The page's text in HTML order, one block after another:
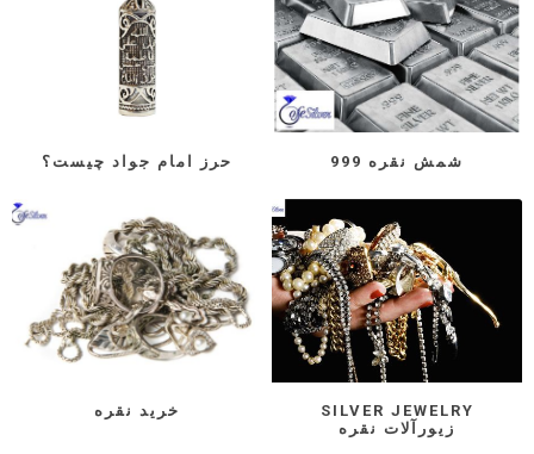
حرز امام جواد چیست؟ شمش نقره 999
خرید نقره
SILVER JEWELRY
زیورآلات نقره